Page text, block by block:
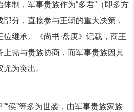
制，军事贵族作为“多君”（即多方
部分，直接参与王朝的重大决策，
位继承。《尚书·盘庚》记载，商王
上需与贵族协商，而军事贵族因其
为突出。
”“侯”等多为世袭，由军事贵族家族